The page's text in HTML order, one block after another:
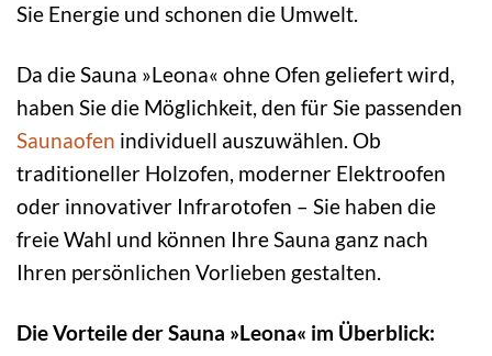
Sie Energie und schonen die Umwelt.
Da die Sauna »Leona« ohne Ofen geliefert wird,
haben Sie die Möglichkeit, den für Sie passenden
Saunaofen individuell auszuwählen. Ob
traditioneller Holzofen, moderner Elektroofen
oder innovativer Infrarotofen – Sie haben die
freie Wahl und können Ihre Sauna ganz nach
Ihren persönlichen Vorlieben gestalten.
Die Vorteile der Sauna »Leona« im Überblick: